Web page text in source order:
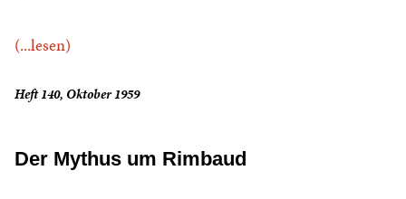
(...lesen)
Heft 140, Oktober 1959
Der Mythus um Rimbaud